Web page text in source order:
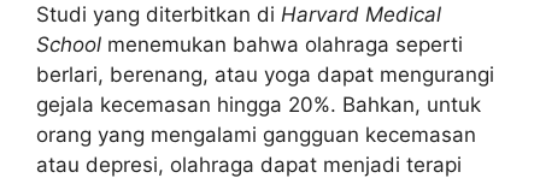
Studi yang diterbitkan di Harvard Medical
School menemukan bahwa olahraga seperti
berlari, berenang, atau yoga dapat mengurangi
gejala kecemasan hingga 20%. Bahkan, untuk
orang yang mengalami gangguan kecemasan
atau depresi, olahraga dapat menjadi terapi